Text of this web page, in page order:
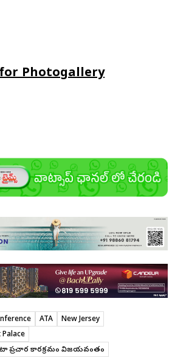
Photogallery
ATA
New Jersey
ప్రచార కార్యక్రమం విజయవంతం